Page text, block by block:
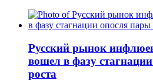
Русский рынок
вошел в фазу
роста